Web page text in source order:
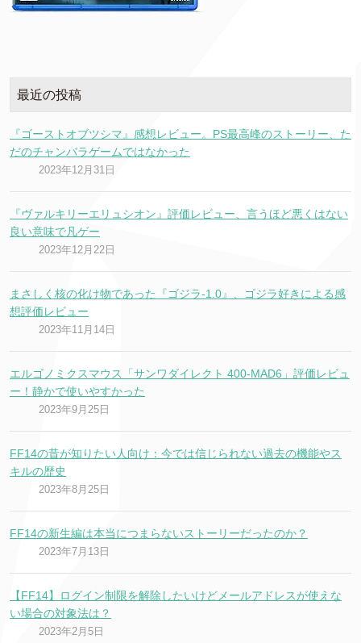
最近の投稿
『ゴーストオブツシマ』感想レビュー。PS最高峰のストーリー、た
だのチャンバラゲームではなかった
2023年12月31日
『ヴァルキリーエリュシオン』評価レビュー、言うほど悪くはない
良い意味で凡ゲー
2023年12月22日
まさしく核の化け物であった『ゴジラ-1.0』、ゴジラ好きによる感
想評価レビュー
2023年11月14日
エルゴノミクスマウス「サンワダイレクト 400-MAD6」評価レビュ
ー！静かで使いやすかった
2023年9月25日
FF14の昔が知りたい人向け：今では信じられない過去の機能やス
キルの歴史
2023年8月25日
FF14の新生編は本当につまらないストーリーだったのか？
2023年7月13日
【FF14】ログイン制限を解除したいけどメールアドレスが使えな
い場合の対象法は？
2023年2月5日